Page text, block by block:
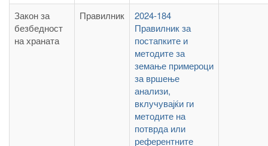
Закон за
безбедност
на храната
Правилник
2024-184
Правилник за
постапките и
методите за
земање примероци
за вршење
анализи,
вклучувајќи ги
методите на
потврда или
референтните